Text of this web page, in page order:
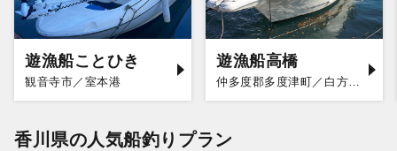
遊漁船ことひき
観音寺市／室本港
遊漁船高橋
仲多度郡多度津町／白方漁港
香川県の人気船釣りプラン